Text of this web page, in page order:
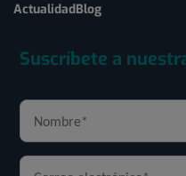
ActualidadBlog
Suscríbete a